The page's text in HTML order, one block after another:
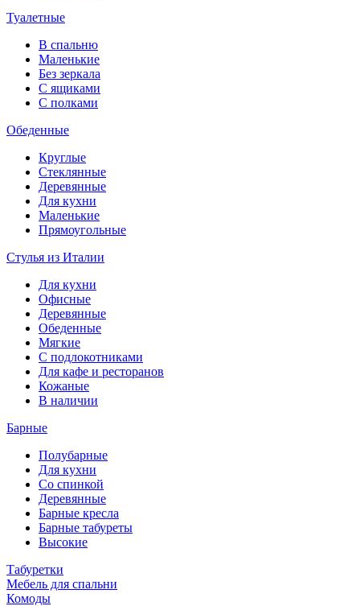
Туалетные
В спальню
Маленькие
Без зеркала
С ящиками
С полками
Обеденные
Круглые
Стеклянные
Деревянные
Для кухни
Маленькие
Прямоугольные
Стулья из Италии
Для кухни
Офисные
Деревянные
Обеденные
Мягкие
С подлокотниками
Для кафе и ресторанов
Кожаные
В наличии
Барные
Полубарные
Для кухни
Со спинкой
Деревянные
Барные кресла
Барные табуреты
Высокие
Табуретки
Мебель для спальни
Комоды